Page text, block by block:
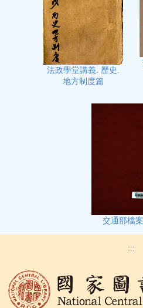
法政學堂講義. 歷史.
地方制度篇
交通部檔
:::